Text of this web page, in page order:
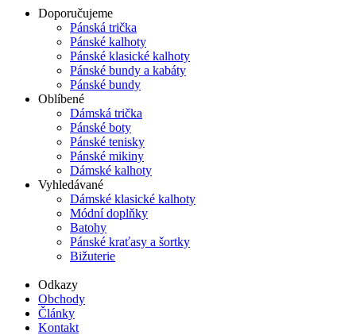
Doporučujeme
Pánská trička
Pánské kalhoty
Pánské klasické kalhoty
Pánské bundy a kabáty
Pánské bundy
Oblíbené
Dámská trička
Pánské boty
Pánské tenisky
Pánské mikiny
Dámské kalhoty
Vyhledávané
Dámské klasické kalhoty
Módní doplňky
Batohy
Pánské kraťasy a šortky
Bižuterie
Odkazy
Obchody
Články
Kontakt